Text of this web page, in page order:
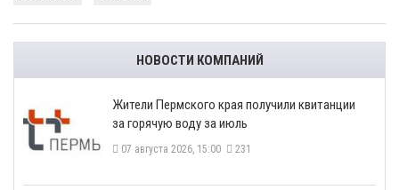
НОВОСТИ КОМПАНИЙ
​Жители Пермского края получили квитанции
за горячую воду за июль
07 августа 2026, 15:00 231